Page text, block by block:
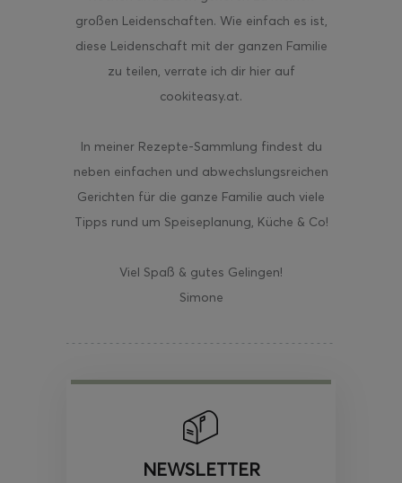
großen Leidenschaften. Wie einfach es ist,
diese Leidenschaft mit der ganzen Familie
zu teilen, verrate ich dir hier auf
cookiteasy.at.
In meiner Rezepte-Sammlung findest du
neben einfachen und abwechslungsreichen
Gerichten für die ganze Familie auch viele
Tipps rund um Speiseplanung, Küche & Co!
Viel Spaß & gutes Gelingen!
Simone
NEWSLETTER